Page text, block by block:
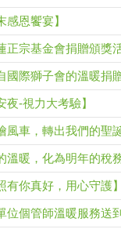
感恩饗宴】
正宗基金會捐贈頒獎活
國際獅子會的溫暖捐贈
夜-視力大考驗】
風車，轉出我們的聖誕
溫暖，化為明年的稅
有你真好，用心守護】
位個管師溫暖服務送到